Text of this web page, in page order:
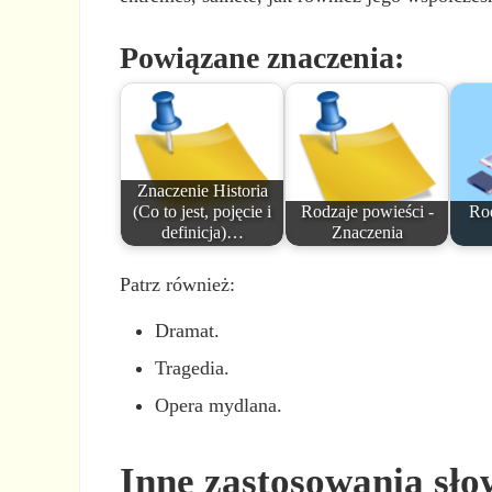
Powiązane znaczenia:
Znaczenie Historia
(Co to jest, pojęcie i
definicja)…
Rodzaje powieści -
Znaczenia
Patrz również:
Dramat.
Tragedia.
Opera mydlana.
Inne zastosowania